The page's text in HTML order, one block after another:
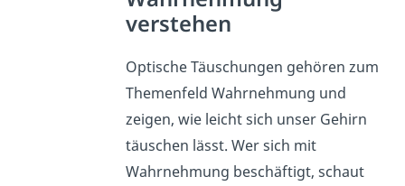
verstehen
Optische Täuschungen gehören zum
Themenfeld Wahrnehmung und
zeigen, wie leicht sich unser Gehirn
täuschen lässt. Wer sich mit
Wahrnehmung beschäftigt, schaut